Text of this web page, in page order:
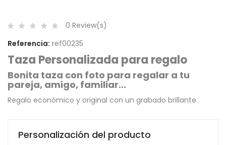
0 Review(s)
Referencia: ref00235
Taza Personalizada para regalo
Bonita taza con foto para regalar a tu
pareja, amigo, familiar...
Regalo económico y original con un grabado brillante.
Personalización del producto